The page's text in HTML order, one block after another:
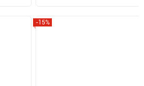
-15%